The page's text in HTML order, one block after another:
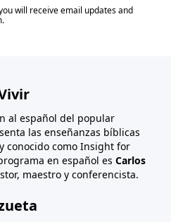
al español del popular
las enseñanzas bíblicas
y conocido como Insight for
en español es Carlos
maestro y conferencista.